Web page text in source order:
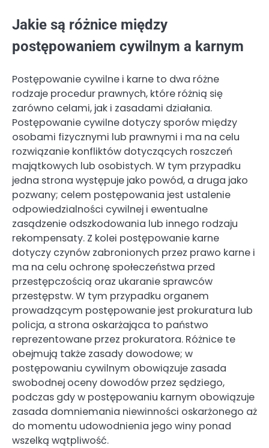
Jakie są różnice między
postępowaniem cywilnym a karnym
Postępowanie cywilne i karne to dwa różne
rodzaje procedur prawnych, które różnią się
zarówno celami, jak i zasadami działania.
Postępowanie cywilne dotyczy sporów między
osobami fizycznymi lub prawnymi i ma na celu
rozwiązanie konfliktów dotyczących roszczeń
majątkowych lub osobistych. W tym przypadku
jedna strona występuje jako powód, a druga jako
pozwany; celem postępowania jest ustalenie
odpowiedzialności cywilnej i ewentualne
zasądzenie odszkodowania lub innego rodzaju
rekompensaty. Z kolei postępowanie karne
dotyczy czynów zabronionych przez prawo karne i
ma na celu ochronę społeczeństwa przed
przestępczością oraz ukaranie sprawców
przestępstw. W tym przypadku organem
prowadzącym postępowanie jest prokuratura lub
policja, a strona oskarżająca to państwo
reprezentowane przez prokuratora. Różnice te
obejmują także zasady dowodowe; w
postępowaniu cywilnym obowiązuje zasada
swobodnej oceny dowodów przez sędziego,
podczas gdy w postępowaniu karnym obowiązuje
zasada domniemania niewinności oskarżonego aż
do momentu udowodnienia jego winy ponad
wszelką wątpliwość.